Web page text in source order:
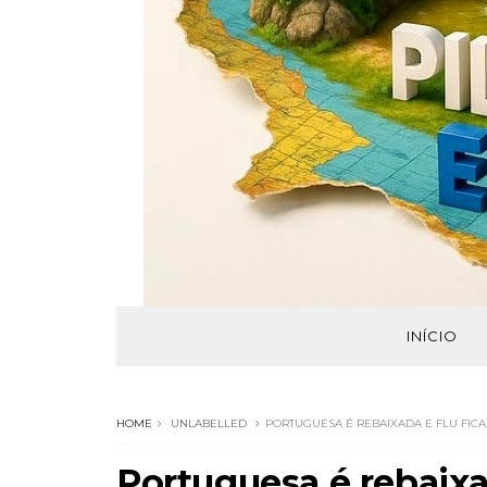
INÍCIO
HOME UNLABELLED PORTUGUESA É REBAIXADA E FLU